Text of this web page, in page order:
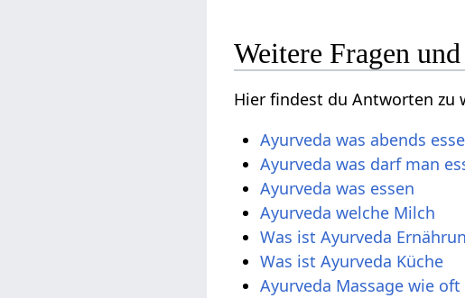
Weitere Fragen
Hier findest du Antworten zu
Ayurveda was abends
Ayurveda was darf man
Ayurveda was essen
Ayurveda welche Milch
Was ist Ayurveda
Was ist Ayurveda Küche
Ayurveda Massage wie oft